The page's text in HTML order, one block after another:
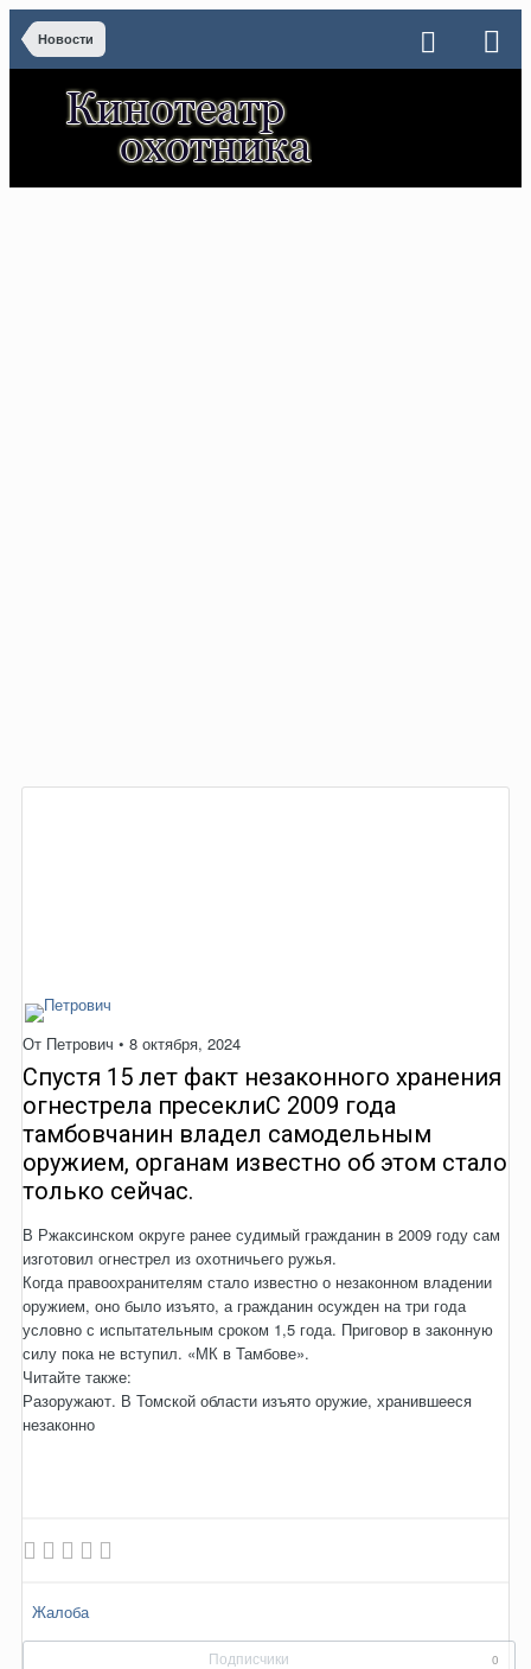
Новости
От Петрович • 8 октября, 2024
Спустя 15 лет факт незаконного хранения
огнестрела пресеклиС 2009 года
тамбовчанин владел самодельным
оружием, органам известно об этом стало
только сейчас.
В Ржаксинском округе ранее судимый гражданин в 2009 году сам
изготовил огнестрел из охотничьего ружья.
Когда правоохранителям стало известно о незаконном владении
оружием, оно было изъято, а гражданин осужден на три года
условно с испытательным сроком 1,5 года. Приговор в законную
силу пока не вступил. «МК в Тамбове».
Читайте также:
Разоружают. В Томской области изъято оружие, хранившееся
незаконно
Жалоба
Подписчики 0